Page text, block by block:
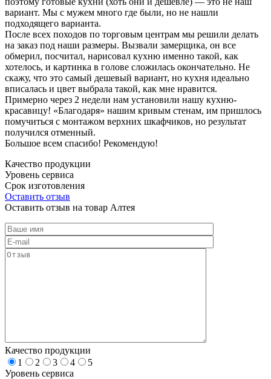
вариант. Мы с мужем много где были, но не нашли
подходящего варианта.
После всех походов по торговым центрам мы решили делать
на заказ под наши размеры. Вызвали замерщика, он все
обмерил, посчитал, нарисовал кухню именно такой, как
хотелось, и картинка в голове сложилась окончательно. Не
скажу, что это самый дешевый вариант, но кухня идеально
вписалась и цвет выбрала такой, как мне нравится.
Примерно через 2 недели нам установили нашу кухню-
красавицу! «Благодаря» нашим кривым стенам, им пришлось
помучиться с монтажом верхних шкафчиков, но результат
получился отменный.
Большое всем спасибо! Рекомендую!
Качество продукции
Уровень сервиса
Срок изготовления
Оставить отзыв
Оставить отзыв на товар Алтея
Качество продукции
1
2 3 4
5
Уровень сервиса